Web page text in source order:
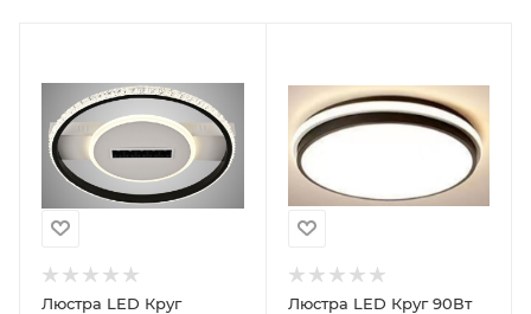
Люстра LED Круг
Люстра LED Круг 90Вт